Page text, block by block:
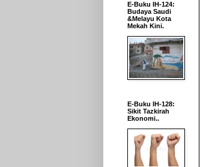
E-Buku IH-124:
Budaya Saudi
&Melayu Kota
Mekah Kini.
E-Buku IH-128:
Sikit Tazkirah
Ekonomi..